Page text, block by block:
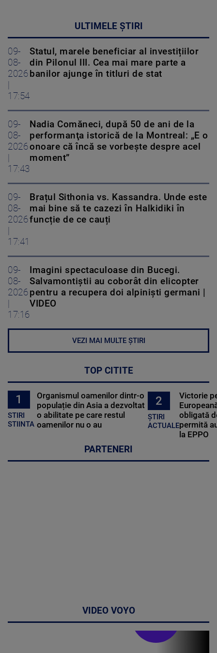
ULTIMELE ȘTIRI
09-
08-
2026
|
17:54
Statul, marele beneficiar al investițiilor
din Pilonul III. Cea mai mare parte a
banilor ajunge în titluri de stat
09-
08-
2026
|
17:43
Nadia Comăneci, după 50 de ani de la
performanţa istorică de la Montreal: „E o
onoare că încă se vorbește despre acel
moment”
09-
08-
2026
|
17:41
Brațul Sithonia vs. Kassandra. Unde este
mai bine să te cazezi în Halkidiki în
funcție de ce cauți
09-
08-
2026
|
17:16
Imagini spectaculoase din Bucegi.
Salvamontiștii au coborât din elicopter
pentru a recupera doi alpiniști germani |
VIDEO
VEZI MAI MULTE ȘTIRI
TOP CITITE
1
STIRI
STIINTA
Organismul oamenilor dintr-o
populație din Asia a dezvoltat
o abilitate pe care restul
oamenilor nu o au
2
ȘTIRI
ACTUALE
Victorie
obligată
permită
la EPPO
PARTENERI
VIDEO VOYO